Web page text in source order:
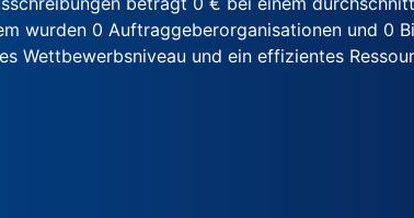
wurden 0 Auftraggeberorganisationen und
Wettbewerbsniveau und ein effizientes